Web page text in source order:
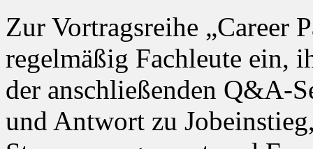
Zur Vortragsreihe „Career
regelmäßig Fachleute ein,
der anschließenden Q&A-
und Antwort zu